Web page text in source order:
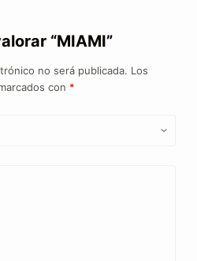
“MIAMI”
no será publicada. Los
con *